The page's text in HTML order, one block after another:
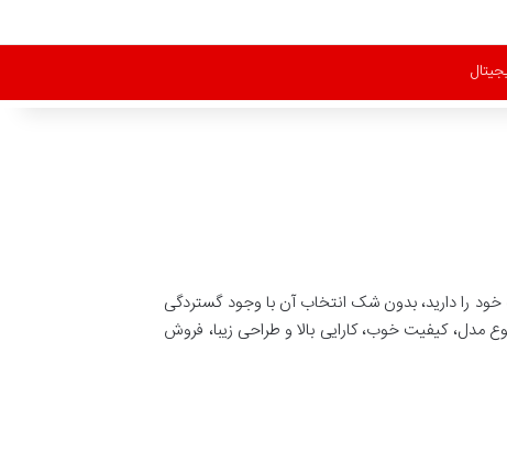
خود را دارید، بدون شک انتخاب آن با وجود گستردگی
مدل، کیفیت خوب، کارایی بالا و طراحی زیبا، فروش